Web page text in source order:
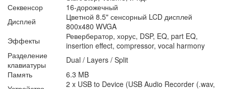
Секвенсор
16-дорожечный
Дисплей
Цветной 8.5" сенсорный LCD дисплей
800x480 WVGA
Эффекты
Ревербератор, хорус, DSP, EQ, part EQ,
insertion effect, compressor, vocal harmony
Разделение
клавиатуры
Dual / Layers / Split
Память
6.3 MB
2 x USB to Device (USB Audio Recorder (.wav,